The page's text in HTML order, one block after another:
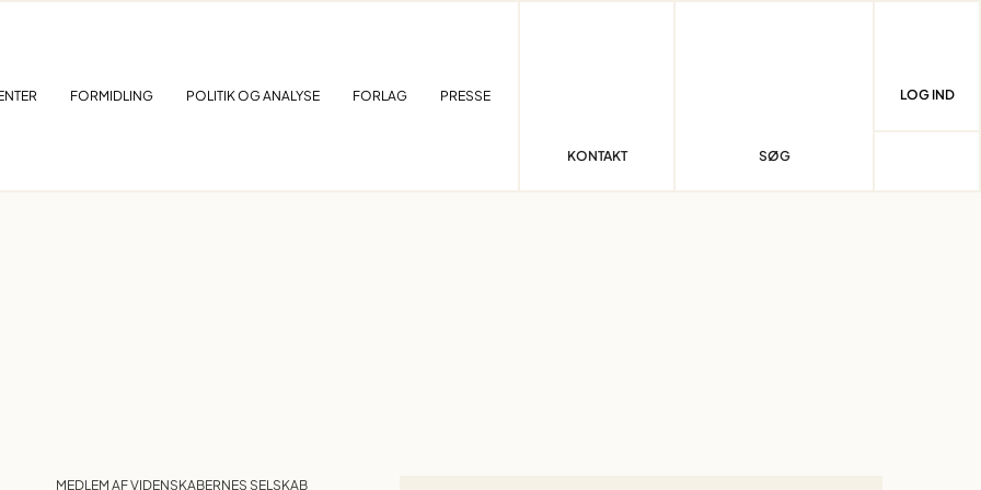
FORMIDLING POLITIK OG ANALYSE FORLAG PRESSE
KONTAKT SØG
LOG IND
MEDLEM AF VIDENSKABERNES SELSKAB